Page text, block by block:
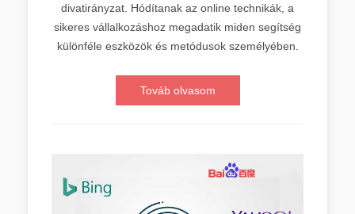
divatirányzat. Hódítanak az online technikák, a
sikeres vállalkozáshoz megadatik miden segítség
különféle eszközök és metódusok személyében.
Továb olvasom